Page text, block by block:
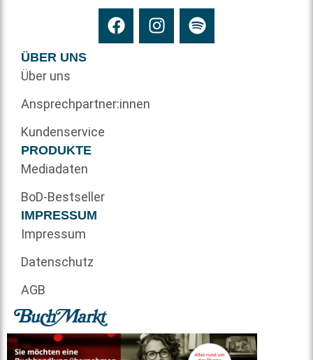
ÜBER UNS
Über uns
Ansprechpartner:innen
Kundenservice
PRODUKTE
Mediadaten
BoD-Bestseller
IMPRESSUM
Impressum
Datenschutz
AGB